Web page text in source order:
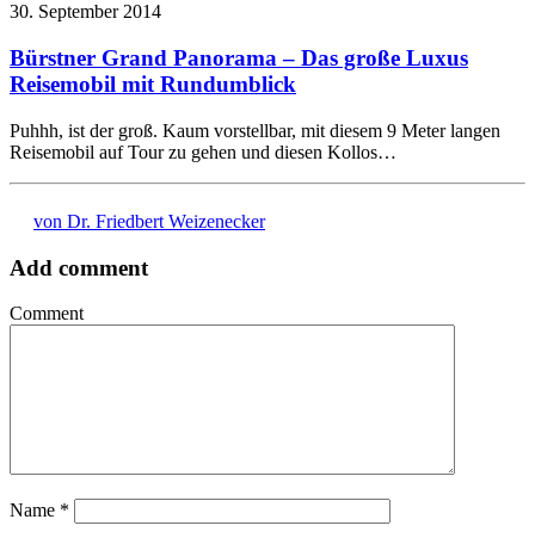
30. September 2014
Bürstner Grand Panorama – Das große Luxus
Reisemobil mit Rundumblick
Puhhh, ist der groß. Kaum vorstellbar, mit diesem 9 Meter langen
Reisemobil auf Tour zu gehen und diesen Kollos…
von Dr. Friedbert Weizenecker
Add comment
Comment
Name *